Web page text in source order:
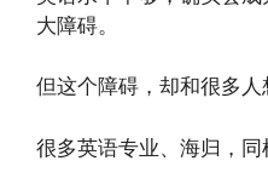
大障碍。
但这个障碍，却和很多人
很多英语专业、海归，同